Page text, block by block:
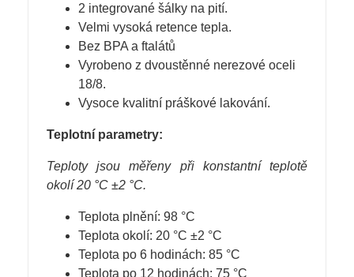
2 integrované šálky na pití.
Velmi vysoká retence tepla.
Bez BPA a ftalátů
Vyrobeno z dvoustěnné nerezové oceli
18/8.
Vysoce kvalitní práškové lakování.
Teplotní parametry:
Teploty jsou měřeny při konstantní teplotě
okolí 20 °C ±2 °C.
Teplota plnění: 98 °C
Teplota okolí: 20 °C ±2 °C
Teplota po 6 hodinách: 85 °C
Teplota po 12 hodinách: 75 °C